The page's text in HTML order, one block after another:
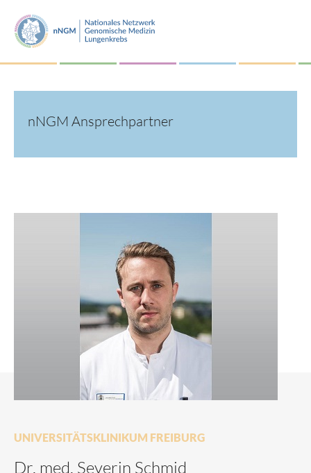
nNGM Ansprechpartner
UNIVERSITÄTSKLINIKUM FREIBURG
Dr. med. Severin Schmid